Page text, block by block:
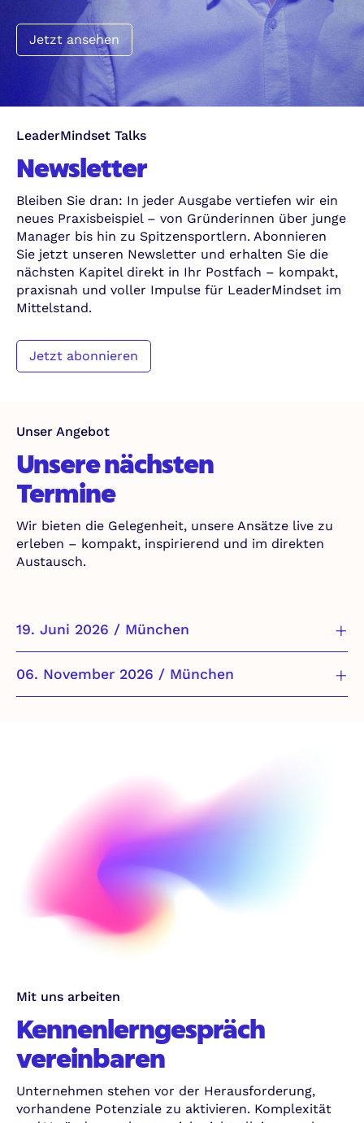
Jetzt ansehen
LeaderMindset Talks
Newsletter
Bleiben Sie dran: In jeder Ausgabe vertiefen wir ein
neues Praxisbeispiel – von Gründerinnen über junge
Manager bis hin zu Spitzensportlern. Abonnieren
Sie jetzt unseren Newsletter und erhalten Sie die
nächsten Kapitel direkt in Ihr Postfach – kompakt,
praxisnah und voller Impulse für LeaderMindset im
Mittelstand.
Jetzt abonnieren
Unser Angebot
Unsere nächsten
Termine
Wir bieten die Gelegenheit, unsere Ansätze live zu
erleben – kompakt, inspirierend und im direkten
Austausch.
19. Juni 2026 / München
06. November 2026 / München
Mit uns arbeiten
Kennenlerngespräch
vereinbaren
Unternehmen stehen vor der Herausforderung,
vorhandene Potenziale zu aktivieren. Komplexität